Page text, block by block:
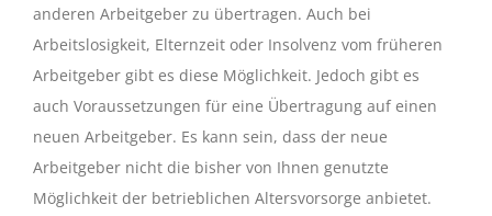
anderen Arbeitgeber zu übertragen. Auch bei
Arbeitslosigkeit, Elternzeit oder Insolvenz vom früheren
Arbeitgeber gibt es diese Möglichkeit. Jedoch gibt es
auch Voraussetzungen für eine Übertragung auf einen
neuen Arbeitgeber. Es kann sein, dass der neue
Arbeitgeber nicht die bisher von Ihnen genutzte
Möglichkeit der betrieblichen Altersvorsorge anbietet.